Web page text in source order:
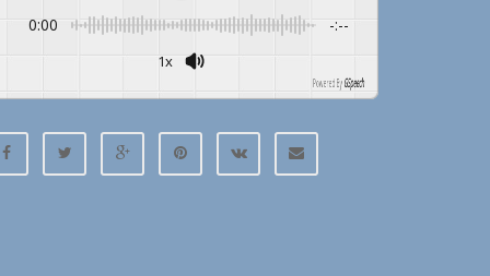
0:00 -:--
1x
GSpeech